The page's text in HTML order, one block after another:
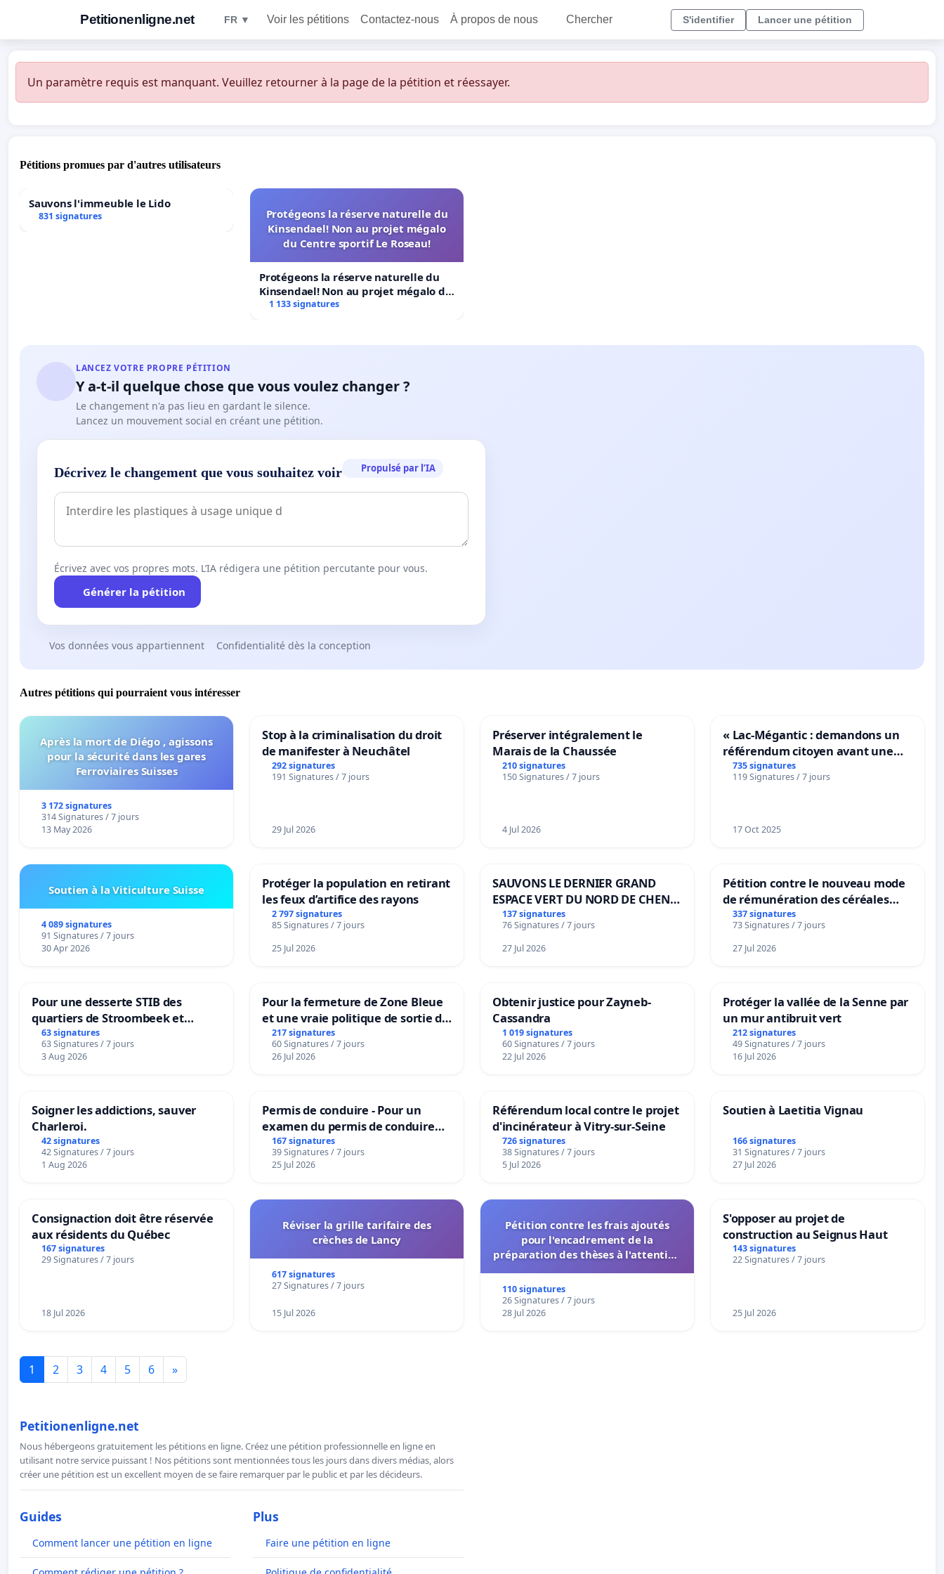
Petitionenligne.net FR ▼ Voir les pétitions Contactez-nous À propos de nous Chercher S'identifier Lancer une pétition
Un paramètre requis est manquant. Veuillez retourner à la page de la pétition et réessayer.
Pétitions promues par d'autres utilisateurs
Sauvons l'immeuble le Lido
831 signatures
Protégeons la réserve naturelle du
Kinsendael! Non au projet mégalo
du Centre sportif Le Roseau!
Protégeons la réserve naturelle du
Kinsendael! Non au projet mégalo du
Centre sportif Le Roseau!
1 133 signatures
LANCEZ VOTRE PROPRE PÉTITION
Y a-t-il quelque chose que vous voulez changer ?
Le changement n'a pas lieu en gardant le silence.
Lancez un mouvement social en créant une pétition.
Décrivez le changement que vous souhaitez voir Propulsé par l’IA
Écrivez avec vos propres mots. L’IA rédigera une pétition percutante pour vous.
Générer la pétition
Vos données vous appartiennent Confidentialité dès la conception
Autres pétitions qui pourraient vous intéresser
Après la mort de Diégo , agissons
pour la sécurité dans les gares
Ferroviaires Suisses
3 172 signatures
314 Signatures / 7 jours
13 May 2026
Stop à la criminalisation du droit
de manifester à Neuchâtel
292 signatures
191 Signatures / 7 jours
29 Jul 2026
Préserver intégralement le
Marais de la Chaussée
210 signatures
150 Signatures / 7 jours
4 Jul 2026
« Lac-Mégantic : demandons un
référendum citoyen avant une
transformation irréversible de
notre territoire »
735 signatures
119 Signatures / 7 jours
17 Oct 2025
Soutien à la Viticulture Suisse
4 089 signatures
91 Signatures / 7 jours
30 Apr 2026
Protéger la population en retirant
les feux d’artifice des rayons
2 797 signatures
85 Signatures / 7 jours
25 Jul 2026
SAUVONS LE DERNIER GRAND
ESPACE VERT DU NORD DE CHENE-
BOUGERIES
137 signatures
76 Signatures / 7 jours
27 Jul 2026
Pétition contre le nouveau mode
de rémunération des céréales
panifiables de Swiss granum basé
sur la teneur en protéines
337 signatures
73 Signatures / 7 jours
27 Jul 2026
Pour une desserte STIB des
quartiers de Stroombeek et
Beauval - Voor een MIVB-
bediening van de wijken
Strombeek en Het Voor
63 signatures
63 Signatures / 7 jours
3 Aug 2026
Pour la fermeture de Zone Bleue
et une vraie politique de sortie de
la dépendance
217 signatures
60 Signatures / 7 jours
26 Jul 2026
Obtenir justice pour Zayneb-
Cassandra
1 019 signatures
60 Signatures / 7 jours
22 Jul 2026
Protéger la vallée de la Senne par
un mur antibruit vert
212 signatures
49 Signatures / 7 jours
16 Jul 2026
Soigner les addictions, sauver
Charleroi.
42 signatures
42 Signatures / 7 jours
1 Aug 2026
Permis de conduire - Pour un
examen du permis de conduire
accessible dans plusieurs langues
à Bruxelles
167 signatures
39 Signatures / 7 jours
25 Jul 2026
Référendum local contre le projet
d'incinérateur à Vitry-sur-Seine
726 signatures
38 Signatures / 7 jours
5 Jul 2026
Soutien à Laetitia Vignau
166 signatures
31 Signatures / 7 jours
27 Jul 2026
Consignaction doit être réservée
aux résidents du Québec
167 signatures
29 Signatures / 7 jours
18 Jul 2026
Réviser la grille tarifaire des
crèches de Lancy
617 signatures
27 Signatures / 7 jours
15 Jul 2026
Pétition contre les frais ajoutés
pour l'encadrement de la
préparation des thèses à l'attention
décisionnelles de l'UIASS
110 signatures
26 Signatures / 7 jours
28 Jul 2026
S'opposer au projet de
construction au Seignus Haut
143 signatures
22 Signatures / 7 jours
25 Jul 2026
1 2 3 4 5 6 »
Petitionenligne.net
Nous hébergeons gratuitement les pétitions en ligne. Créez une pétition professionnelle en ligne en
utilisant notre service puissant ! Nos pétitions sont mentionnées tous les jours dans divers médias, alors
créer une pétition est un excellent moyen de se faire remarquer par le public et par les décideurs.
Guides
Comment lancer une pétition en ligne
Plus
Faire une pétition en ligne